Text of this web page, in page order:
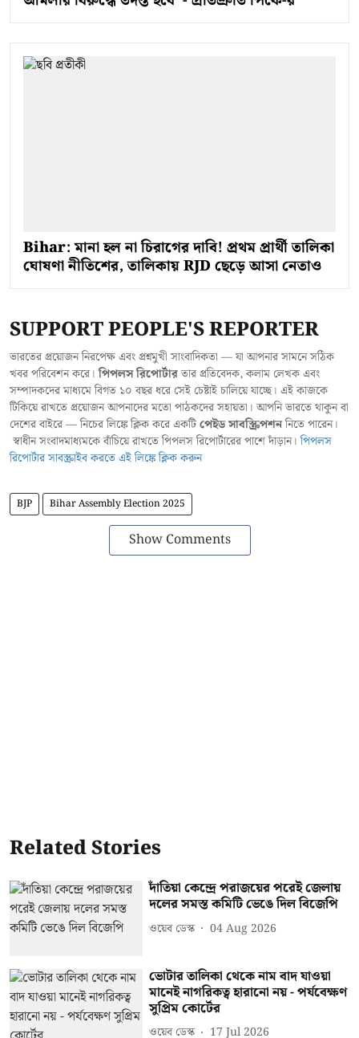
Bihar: মানা হল না চিরাগের দাবি! প্রথম প্রার্থী তালিকা
ঘোষণা নীতিশের, তালিকায় RJD ছেড়ে আসা নেতাও
SUPPORT PEOPLE'S REPORTER
ভারতের প্রয়োজন নিরপেক্ষ এবং প্রশ্নমুখী সাংবাদিকতা — যা আপনার সামনে সঠিক
খবর পরিবেশন করে।পিপলস রিপোর্টারতার প্রতিবেদক, কলাম লেখক এবং
সম্পাদকদের মাধ্যমে বিগত ১০ বছর ধরে সেই চেষ্টাই চালিয়ে যাচ্ছে। এই কাজকে
টিকিয়ে রাখতে প্রয়োজন আপনাদের মতো পাঠকদের সহায়তা। আপনি ভারতে থাকুন বা
দেশের বাইরে — নিচের লিঙ্কে ক্লিক করে একটিপেইড সাবস্ক্রিপশননিতে পারেন।
স্বাধীন সংবাদমাধ্যমকে বাঁচিয়ে রাখতে পিপলস রিপোর্টারের পাশে দাঁড়ান।পিপলস
রিপোর্টার সাবস্ক্রাইব করতে এই লিঙ্কে ক্লিক করুন
BJP Bihar Assembly Election 2025
Show Comments
Related Stories
দাঁতিয়া কেন্দ্রে পরাজয়ের পরেই জেলায়
দলের সমস্ত কমিটি ভেঙে দিল বিজেপি
ওয়েব ডেস্ক 04 Aug 2026
ভোটার তালিকা থেকে নাম বাদ যাওয়া
মানেই নাগরিকত্ব হারানো নয় - পর্যবেক্ষণ
সুপ্রিম কোর্টের
ওয়েব ডেস্ক 17 Jul 2026